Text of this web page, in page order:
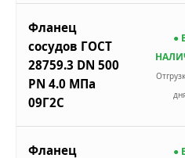
Фланец
сосудов ГОСТ
28759.3 DN 500
PN 4.0 МПа
09Г2С
●
Фланец
●